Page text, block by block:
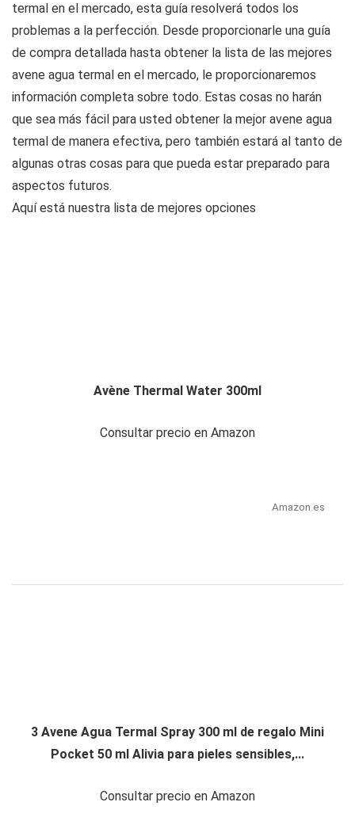
termal en el mercado, esta guía resolverá todos los
problemas a la perfección. Desde proporcionarle una guía
de compra detallada hasta obtener la lista de las mejores
avene agua termal en el mercado, le proporcionaremos
información completa sobre todo. Estas cosas no harán
que sea más fácil para usted obtener la mejor avene agua
termal de manera efectiva, pero también estará al tanto de
algunas otras cosas para que pueda estar preparado para
aspectos futuros.
Aquí está nuestra lista de mejores opciones
Avène Thermal Water 300ml
Consultar precio en Amazon
Amazon.es
3 Avene Agua Termal Spray 300 ml de regalo Mini
Pocket 50 ml Alivia para pieles sensibles,...
Consultar precio en Amazon